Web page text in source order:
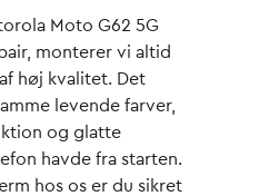
Moto G62 5G
monterer vi altid
høj kvalitet. Det
levende farver,
og glatte
havde fra starten.
hos os er du sikret